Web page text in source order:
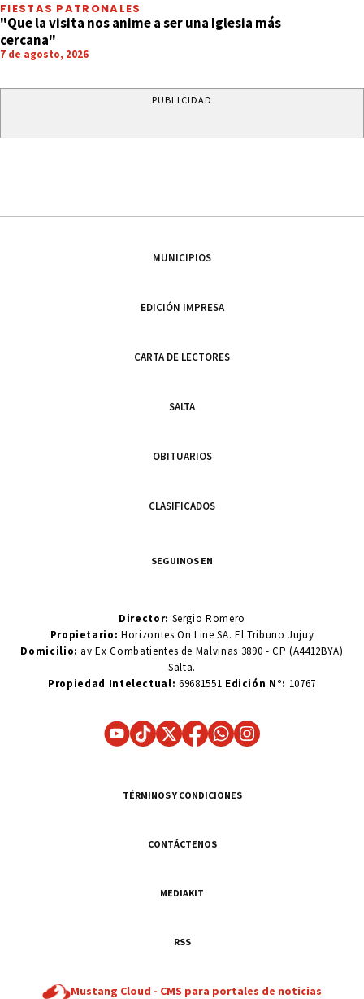
FIESTAS PATRONALES
"Que la visita nos anime a ser una Iglesia más
cercana"
7 de agosto, 2026
PUBLICIDAD
MUNICIPIOS
EDICIÓN IMPRESA
CARTA DE LECTORES
SALTA
OBITUARIOS
CLASIFICADOS
SEGUINOS EN
Director: Sergio Romero
Propietario:Horizontes On Line SA. El Tribuno Jujuy
Domicilio: av Ex Combatientes de Malvinas 3890 - CP (A4412BYA)
Salta.
Propiedad Intelectual: 69681551 Edición N°: 10767
TÉRMINOS Y CONDICIONES
CONTÁCTENOS
MEDIAKIT
RSS
Mustang Cloud - CMS para portales de noticias